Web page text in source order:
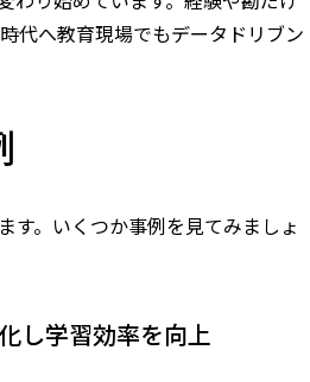
へ――教育現場でもデータドリブン
す。いくつか事例を見てみましょ
し学習効率を向上